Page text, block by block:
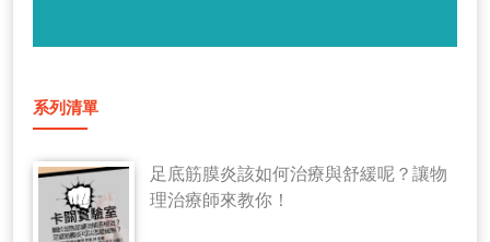
系列清單
足底筋膜炎該如何治療與舒緩呢？讓物
理治療師來教你！